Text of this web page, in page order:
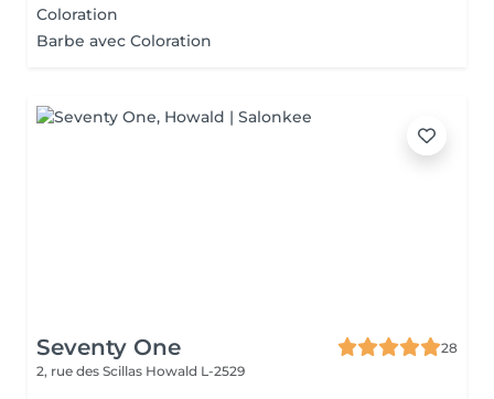
Coloration
Barbe avec Coloration
Seventy One
28
2, rue des Scillas Howald L-2529